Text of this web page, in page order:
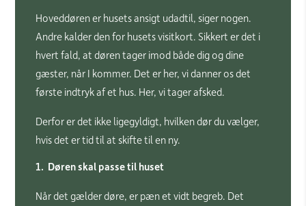
Hoveddøren er husets ansigt udadtil, siger nogen.
Andre kalder den for husets visitkort. Sikkert er det i
hvert fald, at døren tager imod både dig og dine
gæster, når I kommer. Det er her, vi danner os det
første indtryk af et hus. Her, vi tager afsked.
Derfor er det ikke ligegyldigt, hvilken dør du vælger,
hvis det er tid til at skifte til en ny.
1. Døren skal passe til huset
Når det gælder døre, er pæn et vidt begreb. Det